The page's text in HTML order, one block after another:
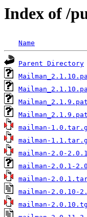
Index of /
Name
Parent Directory
mailman-
mailman-
mailman-2.0-
mailman-2.0.1-
mailman-
mailman-
mailman-